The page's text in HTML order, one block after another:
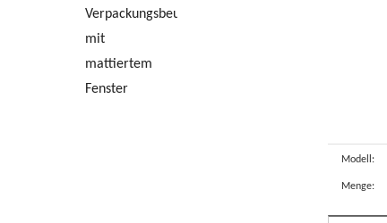
Verpackungsbeutel
mit
mattiertem
Fenster
Modell:
Menge: